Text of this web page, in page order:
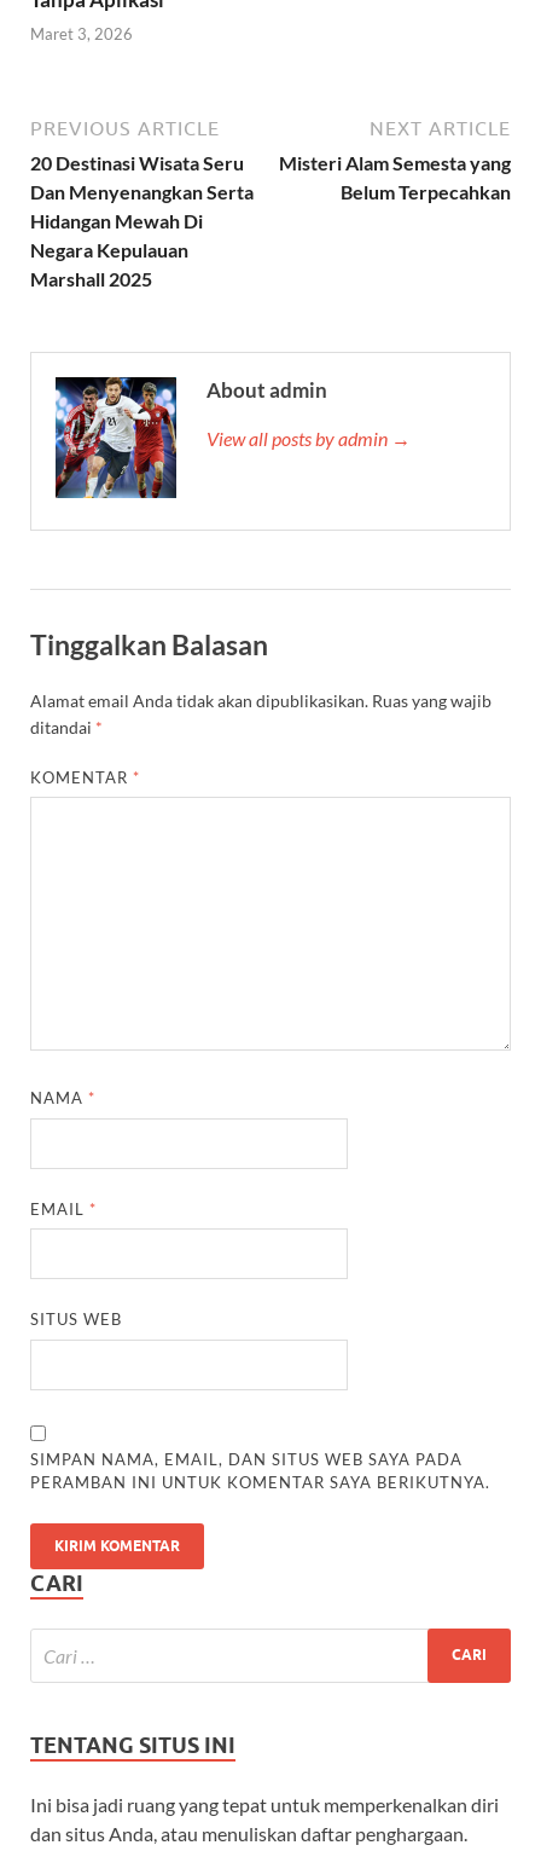
Maret 3, 2026
PREVIOUS ARTICLE
20 Destinasi Wisata Seru
Dan Menyenangkan Serta
Hidangan Mewah Di
Negara Kepulauan
Marshall 2025
NEXT ARTICLE
Misteri Alam Semesta yang
Belum Terpecahkan
About admin
View all posts by admin →
Tinggalkan Balasan
Alamat email Anda tidak akan dipublikasikan. Ruas yang wajib
ditandai *
KOMENTAR *
NAMA *
EMAIL *
SITUS WEB
SIMPAN NAMA, EMAIL, DAN SITUS WEB SAYA PADA
PERAMBAN INI UNTUK KOMENTAR SAYA BERIKUTNYA.
CARI
TENTANG SITUS INI
Ini bisa jadi ruang yang tepat untuk memperkenalkan diri
dan situs Anda, atau menuliskan daftar penghargaan.